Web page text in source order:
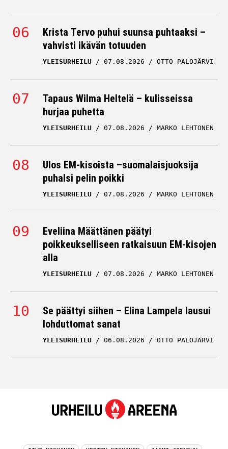
Krista Tervo puhui suunsa puhtaaksi –
vahvisti ikävän totuuden
YLEISURHEILU 07.08.2026 OTTO PALOJÄRVI
Tapaus Wilma Heltelä – kulisseissa
hurjaa puhetta
YLEISURHEILU 07.08.2026 MARKO LEHTONEN
Ulos EM-kisoista –suomalaisjuoksija
puhalsi pelin poikki
YLEISURHEILU 07.08.2026 MARKO LEHTONEN
Eveliina Määttänen päätyi
poikkeukselliseen ratkaisuun EM-kisojen
alla
YLEISURHEILU 07.08.2026 MARKO LEHTONEN
Se päättyi siihen – Elina Lampela lausui
lohduttomat sanat
YLEISURHEILU 06.08.2026 OTTO PALOJÄRVI